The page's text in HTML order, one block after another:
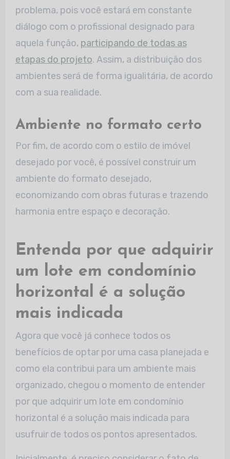
problema, pois você estará em constante
diálogo com o profissional designado para
aquela função, participando de todas as
etapas do projeto. Assim, a distribuição dos
ambientes será de forma igualitária, de acordo
com a sua realidade.
Ambiente no formato certo
Por fim, de acordo com o estilo de imóvel
desejado por você, é possível construir um
ambiente do formato desejado,
economizando com obras futuras e trazendo
harmonia entre espaço e decoração.
Entenda por que adquirir
um lote em condomínio
horizontal é a solução
mais indicada
Agora que você já conhece todos os
benefícios de optar por uma casa planejada e
como ela contribui para um ambiente mais
organizado, chegou o momento de entender
por que adquirir um lote em condomínio
horizontal é a solução mais indicada para
usufruir de todos os pontos apresentados.